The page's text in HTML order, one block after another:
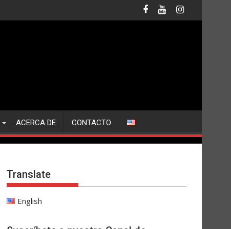
ACERCA DE CONTACTO
Translate
English